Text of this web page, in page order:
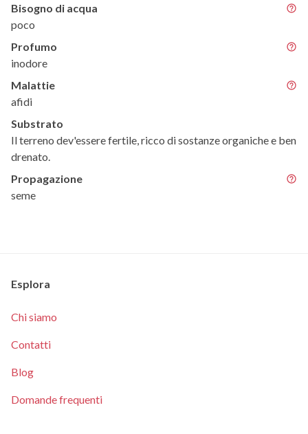
Bisogno di acqua
poco
Profumo
inodore
Malattie
afidi
Substrato
Il terreno dev'essere fertile, ricco di sostanze organiche e ben
drenato.
Propagazione
seme
Esplora
Chi siamo
Contatti
Blog
Domande frequenti